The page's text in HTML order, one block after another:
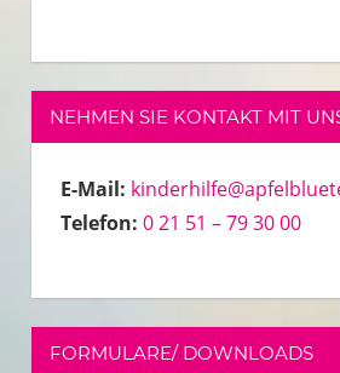
NEHMEN SIE KONTAKT MIT
E-Mail:
Telefon: 0 21 51 – 79 30 00
FORMULARE/ DOWNLOADS